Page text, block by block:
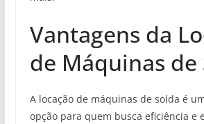
Vantagens da
de Máquinas de
A locação de máquinas de solda é
opção para quem busca eficiência e